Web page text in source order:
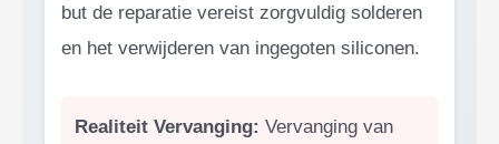
but de reparatie vereist zorgvuldig solderen
en het verwijderen van ingegoten siliconen.
Realiteit Vervanging: Vervanging van